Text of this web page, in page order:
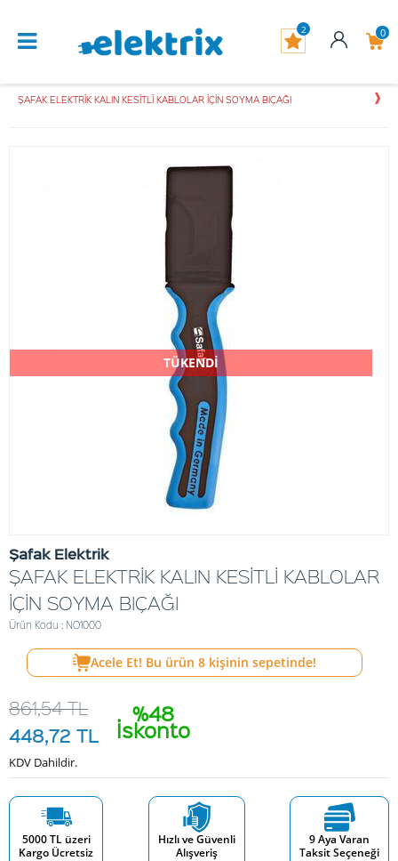
0
2
ŞAFAK ELEKTRİK KALIN KESİTLİ KABLOLAR İÇİN SOYMA BIÇAĞI
TÜKENDİ
Şafak Elektrik
ŞAFAK ELEKTRİK KALIN KESİTLİ KABLOLAR
İÇİN SOYMA BIÇAĞI
Ürün Kodu : NO1000
Acele Et! Bu ürün 8 kişinin sepetinde!
%48
İskonto
861,54TL
448,72 TL
KDV Dahildir.
5000 TL üzeri
Kargo Ücretsiz
Hızlı ve Güvenli
Alışveriş
9 Aya Varan
Taksit Seçeneği